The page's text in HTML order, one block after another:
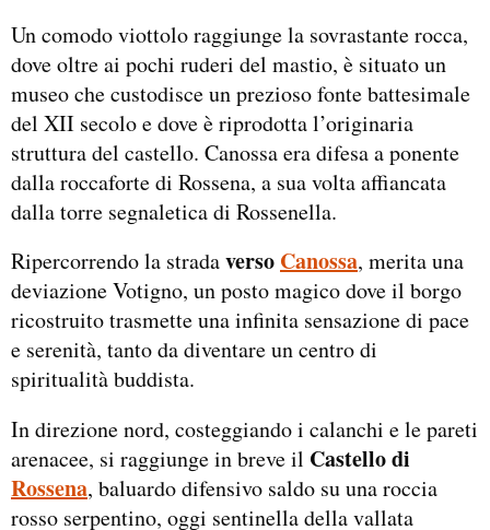
Un comodo viottolo raggiunge la sovrastante rocca,
dove oltre ai pochi ruderi del mastio, è situato un
museo che custodisce un prezioso fonte battesimale
del XII secolo e dove è riprodotta l’originaria
struttura del castello. Canossa era difesa a ponente
dalla roccaforte di Rossena, a sua volta affiancata
dalla torre segnaletica di Rossenella.
Ripercorrendo la stradaverso Canossa, merita una
deviazione Votigno, un posto magico dove il borgo
ricostruito trasmette una infinita sensazione di pace
e serenità, tanto da diventare un centro di
spiritualità buddista.
In direzione nord, costeggiando i calanchi e le pareti
arenacee, si raggiunge in breve il Castello di
Rossena, baluardo difensivo saldo su una roccia
rosso serpentino, oggi sentinella della vallata